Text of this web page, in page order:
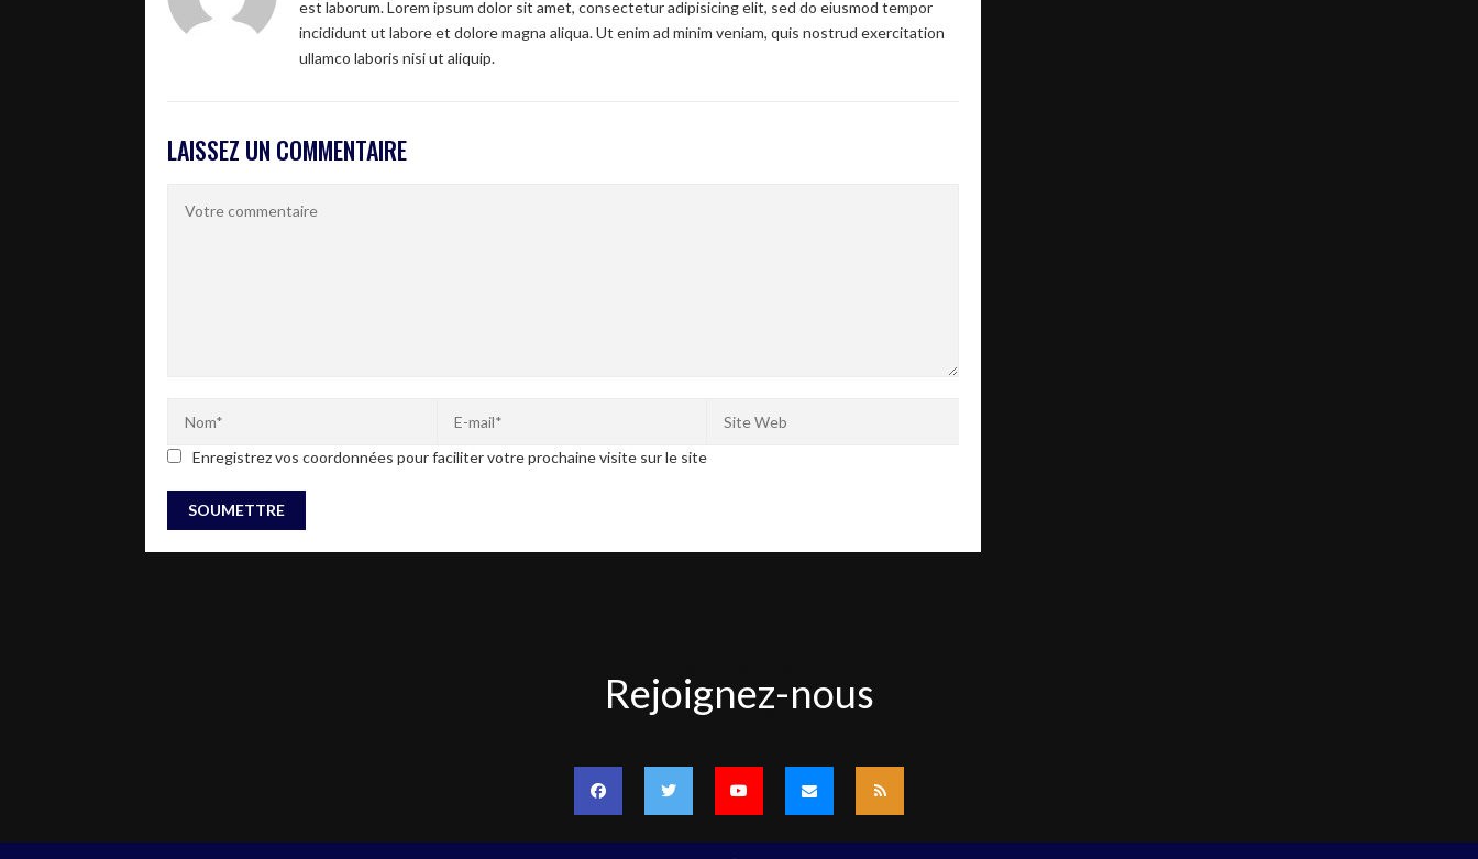
est laborum. Lorem ipsum dolor sit amet, consectetur adipisicing elit, sed do eiusmod tempor
incididunt ut labore et dolore magna aliqua. Ut enim ad minim veniam, quis nostrud exercitation
ullamco laboris nisi ut aliquip.
LAISSEZ UN COMMENTAIRE
Enregistrez vos coordonnées pour faciliter votre prochaine visite sur le site
nous
Rejoignez-nous